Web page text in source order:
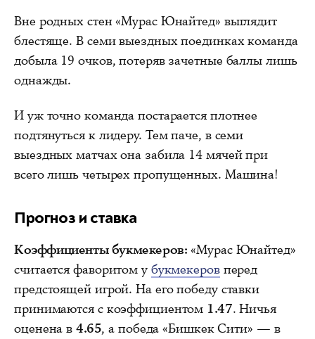
Вне родных стен «Мурас Юнайтед» выглядит
блестяще. В семи выездных поединках команда
добыла 19 очков, потеряв зачетные баллы лишь
однажды.
И уж точно команда постарается плотнее
подтянуться к лидеру. Тем паче, в семи
выездных матчах она забила 14 мячей при
всего лишь четырех пропущенных. Машина!
Прогноз и ставка
Коэффициенты букмекеров: «Мурас Юнайтед»
считается фаворитом у букмекеровперед
предстоящей игрой. На его победу ставки
принимаются с коэффициентом 1.47. Ничья
оценена в 4.65, а победа «Бишкек Сити» — в